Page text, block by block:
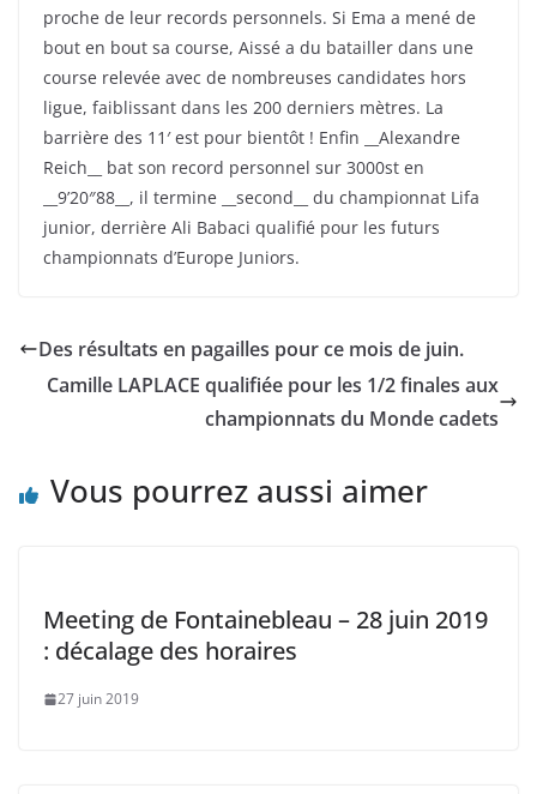
proche de leur records personnels. Si Ema a mené de
bout en bout sa course, Aissé a du batailler dans une
course relevée avec de nombreuses candidates hors
ligue, faiblissant dans les 200 derniers mètres. La
barrière des 11′ est pour bientôt ! Enfin __Alexandre
Reich__ bat son record personnel sur 3000st en
__9’20″88__, il termine __second__ du championnat Lifa
junior, derrière Ali Babaci qualifié pour les futurs
championnats d’Europe Juniors.
Des résultats en pagailles pour ce mois de juin.
Camille LAPLACE qualifiée pour les 1/2 finales aux
championnats du Monde cadets
Vous pourrez aussi aimer
Meeting de Fontainebleau – 28 juin 2019
: décalage des horaires
27 juin 2019